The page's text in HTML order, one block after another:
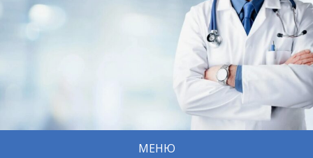
МЕНЮ